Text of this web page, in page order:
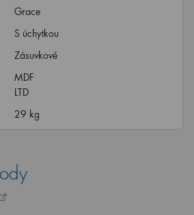
Grace
S úchytkou
Zásuvkové
MDF
LTD
29 kg